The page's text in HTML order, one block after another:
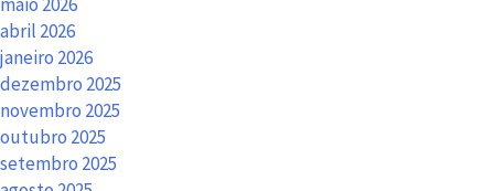
maio 2026
abril 2026
janeiro 2026
dezembro 2025
novembro 2025
outubro 2025
setembro 2025